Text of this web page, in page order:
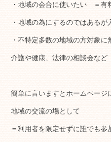
・地域の会合に使いたい ＝有
・地域の為にするのではある
・不特定多数の地域の方対象に
介護や健康、法律の相談会な
簡単に言いますとホームページ
地域の交流の場として
＝利用者を限定せずに誰でも参